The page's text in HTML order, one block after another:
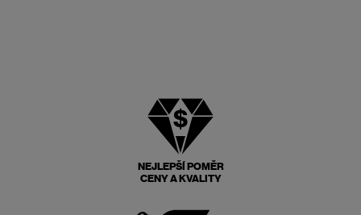
NEJLEPŠÍ POMĚR
CENY A KVALITY